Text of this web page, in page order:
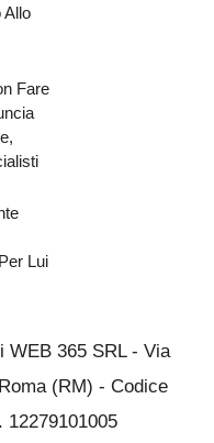
Allo
Fare
Lui
WEB 365 SRL - Via
(RM) - Codice
12279101005